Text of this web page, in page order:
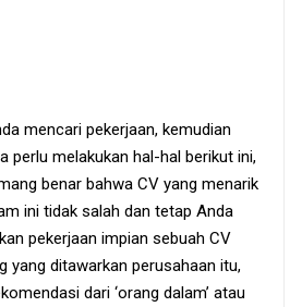
mencari pekerjaan, kemudian
perlu melakukan hal-hal berikut ini,
benar bahwa CV yang menarik
ini tidak salah dan tetap Anda
pekerjaan impian sebuah CV
yang ditawarkan perusahaan itu,
dari ‘orang dalam’ atau